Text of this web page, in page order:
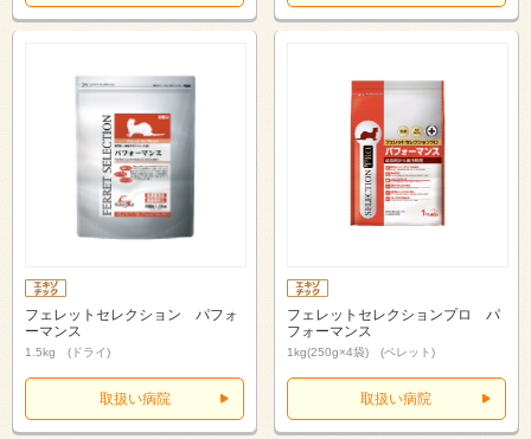
フェレットセレクション パフォ
ーマンス
1.5kg (ドライ)
取扱い病院
フェレットセレクションプロ パ
フォーマンス
1kg(250g×4袋) (ペレット)
取扱い病院